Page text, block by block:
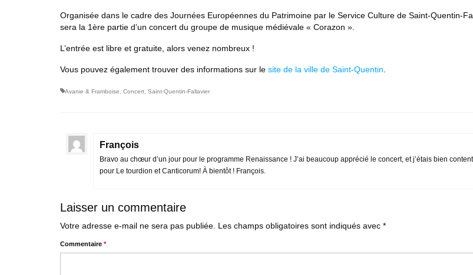
Organisée dans le cadre des Journées Européennes du Patrimoine par le Service Culture de Saint-Quentin-
sera la 1ère partie d’un concert du groupe de musique médiévale « Corazon ».
L’entrée est libre et gratuite, alors venez nombreux !
Vous pouvez également trouver des informations sur le site de la ville de Saint-Quentin
Avanie & Framboise Concert Saint-Quentin-Fallavier
François
Bravo au chœur d’un jour pour le programme Renaissance ! J’ai beaucoup apprécié le concert, et j’étais bien
pour Le tourdion et Canticorum! À bientôt ! François.
Laisser un commentaire
Votre adresse e-mail ne sera pas publiée. Les champs obligatoires sont indiqués avec *
Commentaire *